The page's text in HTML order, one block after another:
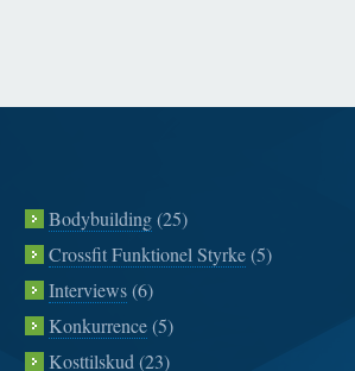
Bodybuilding(25)
Crossfit Funktionel Styrke(5)
Interviews(6)
Konkurrence(5)
Kosttilskud (23)